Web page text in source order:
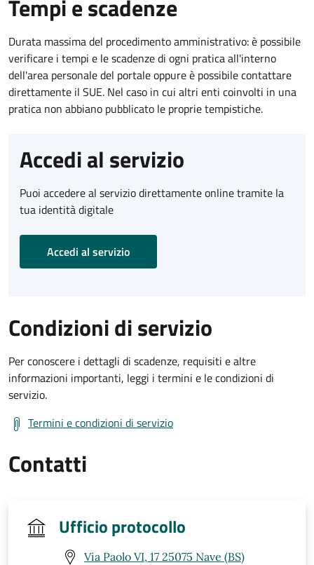
Tempi e scadenze
Durata massima del procedimento amministrativo: è possibile
verificare i tempi e le scadenze di ogni pratica all'interno
dell'area personale del portale oppure è possibile contattare
direttamente il SUE. Nel caso in cui altri enti coinvolti in una
pratica non abbiano pubblicato le proprie tempistiche.
Accedi al servizio
Puoi accedere al servizio direttamente online tramite la
tua identità digitale
Accedi al servizio
Condizioni di servizio
Per conoscere i dettagli di scadenze, requisiti e altre
informazioni importanti, leggi i termini e le condizioni di
servizio.
Termini e condizioni di servizio
Contatti
Ufficio protocollo
Via Paolo VI, 17 25075 Nave (BS)